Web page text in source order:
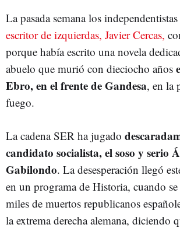
La pasada semana los independentistas
escritor de izquierdas, Javier Cercas,
porque había escrito una novela
abuelo que murió con dieciocho años
Ebro, en el frente de Gandesa, en la
fuego.
La cadena SER ha jugado
candidato socialista, el soso y serio
Gabilondo. La desesperación llegó
en un programa de Historia, cuando
miles de muertos republicanos
la extrema derecha alemana, diciendo